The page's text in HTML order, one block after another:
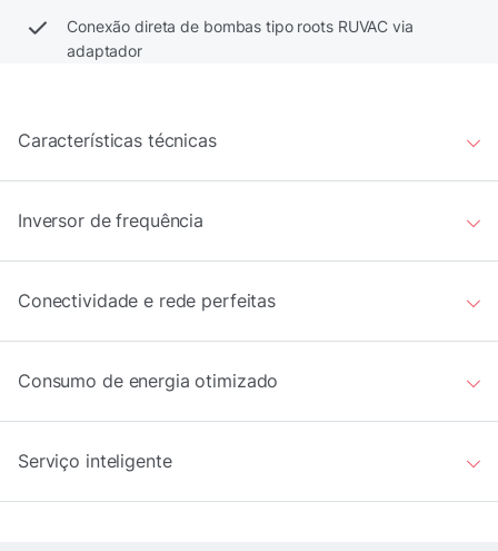
Conexão direta de bombas tipo roots RUVAC via
adaptador
Características técnicas
Inversor de frequência
Conectividade e rede perfeitas
Consumo de energia otimizado
Serviço inteligente